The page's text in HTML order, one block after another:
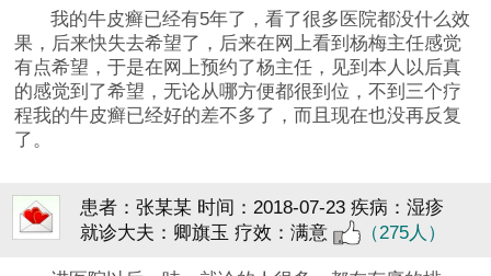
我的牛皮癣已经有5年了，看了很多医院都没什么效
果，后来快失去希望了，后来在网上看到杨梅主任感觉
有点希望，于是在网上预约了杨主任，见到本人以后真
的感觉到了希望，无论从哪方便都很到位，不到三个疗
程我的牛皮癣已经好的差不多了，而且现在也没再反复
了。
患者：张某某 时间：2018-07-23 疾病：湿疹
就诊大夫：卿旗玉 疗效：满意 （275人）